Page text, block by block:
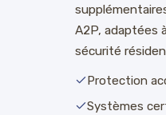
A2P, adaptées
sécurité
Protection
Systèmes